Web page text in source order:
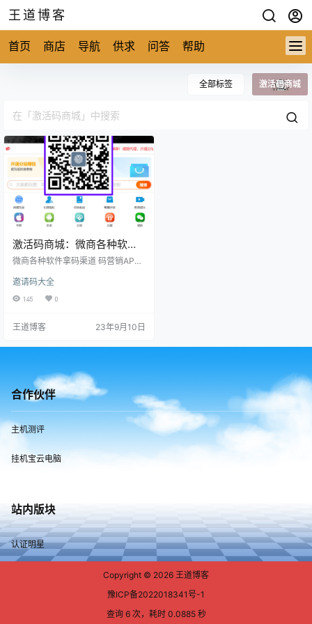
王道博客
首页 商店 导航 供求 问答 帮助
全部标签 激活码商城
激活码商城：微商各种软件
拿码渠道
微商各种软件拿码渠道 码营销APP
atong.html 码销市场QQ群：http://1
18fang.com/qie.html 做好的条件便
力，挑选了一个最简略、最适宜你
行，必定会有收成，下面经过我精
的奉告你，没有…
邀请码大全
145 0
王道博客 23年9月10日
合作伙伴
主机测评
挂机宝云电脑
站内版块
认证明星
Copyright © 2026 王道博客
豫ICP备2022018341号-1
查询 6 次，耗时 0.0885 秒